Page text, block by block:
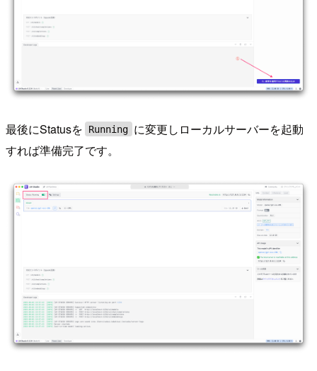
最後にStatusを Running に変更しローカルサーバーを起動
すれば準備完了です。